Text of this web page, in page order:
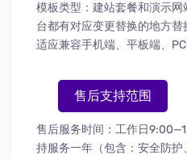
模板类型：建站套餐和演示
台都有对应变更替换的地方
适应兼容手机端、平板端、PC
售后支持范围
售后服务时间：工作日
持服务一年（包含：安全防护、